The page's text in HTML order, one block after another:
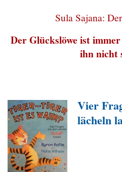
Sula Sajana:
Der Glückslöwe ist
ihn nicht
Vier
lächeln